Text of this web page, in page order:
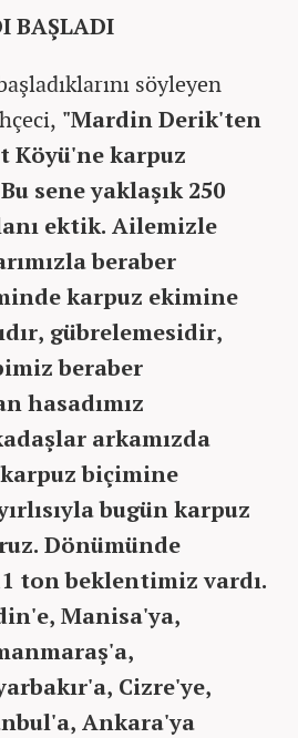
BAŞLADI
söyleyen
"Mardin Derik'ten
Köyü'ne karpuz
sene yaklaşık 250
ektik. Ailemizle
beraber
karpuz ekimine
gübrelemesidir,
beraber
hasadımız
arkamızda
biçimine
bugün karpuz
Dönümünde
ton beklentimiz vardı.
Manisa'ya,
Cizre'ye,
Ankara'ya